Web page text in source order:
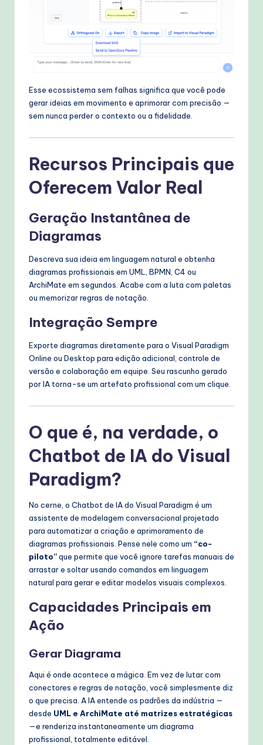
Esse ecossistema sem falhas significa que você pode
gerar ideias em movimento e aprimorar com precisão —
sem nunca perder o contexto ou a fidelidade.
Recursos Principais que
Oferecem Valor Real
Geração Instantânea de
Diagramas
Descreva sua ideia em linguagem natural e obtenha
diagramas profissionais em UML, BPMN, C4 ou
ArchiMate em segundos. Acabe com a luta com paletas
ou memorizar regras de notação.
Integração Sempre
Exporte diagramas diretamente para o Visual Paradigm
Online ou Desktop para edição adicional, controle de
versão e colaboração em equipe. Seu rascunho gerado
por IA torna-se um artefato profissional com um clique.
O que é, na verdade, o
Chatbot de IA do Visual
Paradigm?
No cerne, o Chatbot de IA do Visual Paradigm é um
assistente de modelagem conversacional projetado
para automatizar a criação e aprimoramento de
diagramas profissionais. Pense nele como um “co-
piloto”que permite que você ignore tarefas manuais de
arrastar e soltar usando comandos em linguagem
natural para gerar e editar modelos visuais complexos.
Capacidades Principais em
Ação
Gerar Diagrama
Aqui é onde acontece a mágica. Em vez de lutar com
conectores e regras de notação, você simplesmente diz
o que precisa. A IA entende os padrões da indústria —
desde UML e ArchiMate até matrizes estratégicas
—e renderiza instantaneamente um diagrama
profissional, totalmente editável.